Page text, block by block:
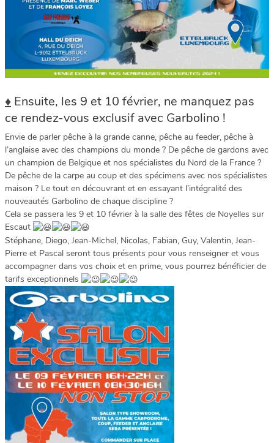
♦ Ensuite, les 9 et 10 février, ne manquez pas
ce rendez-vous exclusif avec Garbolino !
Envie de parler pêche à la grande canne, pêche au feeder, pêche à
l’anglaise avec des champions du monde ? De pêche de gardons avec
un champion de Belgique et nos spécialistes du Nord de la France ?
De pêche de la carpe au coup et des spécimens avec nos spécialistes
maison ? Le tout en découvrant et en essayant l’intégralité des
nouveautés Garbolino de chaque discipline ?
Cela se passera les 9 et 10 février à la salle des fêtes de Noyelles sur
Escaut
Stéphane, Diego, Jean-Michel, Nicolas, Fabian, Guy, Valentin, Jean-
Pierre et Pascal seront tous présents pour vous renseigner et vous
accompagner dans vos choix et en prime, vous pourrez bénéficier de
tarifs exceptionnels